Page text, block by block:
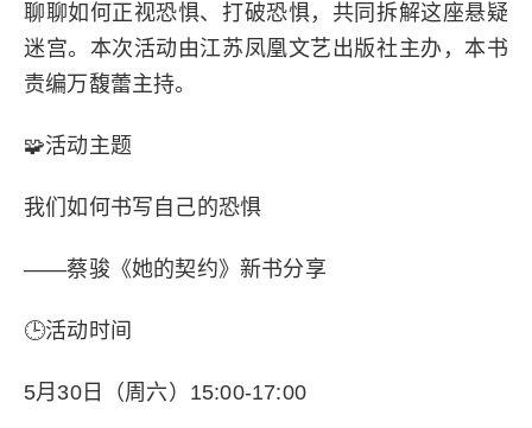
聊聊如何正视恐惧、打破恐惧，共同拆解这座悬疑
迷宫。本次活动由江苏凤凰文艺出版社主办，本书
责编万馥蕾主持。
🧩活动主题
我们如何书写自己的恐惧
——蔡骏《她的契约》新书分享
🕒活动时间
5月30日（周六）15:00-17:00